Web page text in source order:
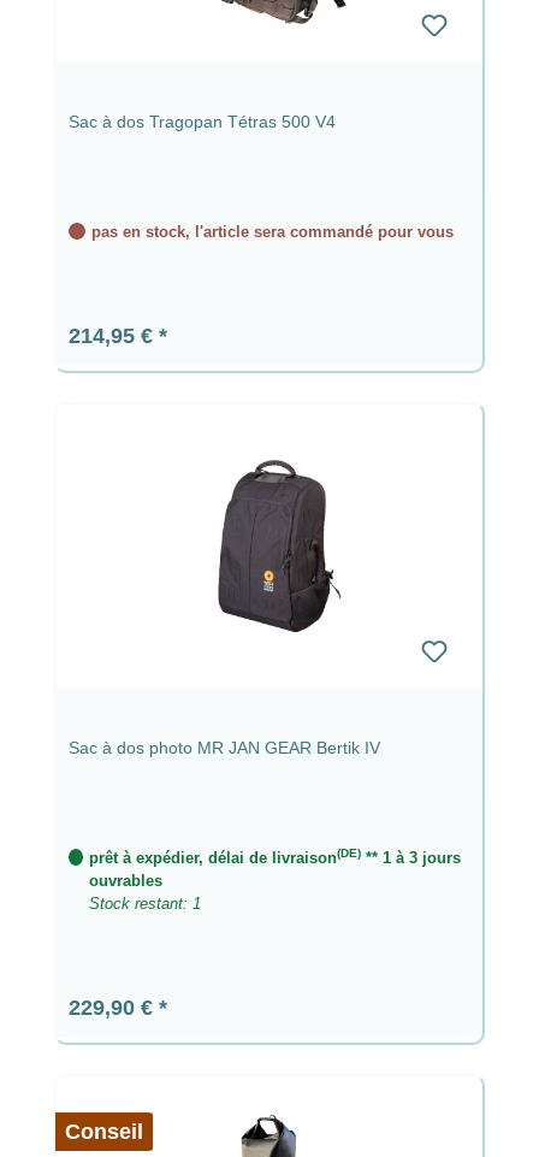
Sac à dos Tragopan Tétras 500 V4
pas en stock, l'article sera commandé pour vous
Prix régulier :
214,95 €
Sac à dos photo MR JAN GEAR Bertik IV
prêt à expédier, délai de livraison(DE)** 1 à 3 jours
ouvrables
Stock restant: 1
Prix régulier :
229,90 €
Conseil